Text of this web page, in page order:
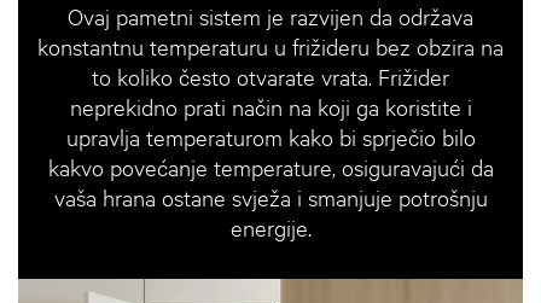
Ovaj pametni sistem je razvijen da održava
konstantnu temperaturu u frižideru bez obzira na
to koliko često otvarate vrata. Frižider
neprekidno prati način na koji ga koristite i
upravlja temperaturom kako bi sprječio bilo
kakvo povećanje temperature, osiguravajući da
vaša hrana ostane svježa i smanjuje potrošnju
energije.